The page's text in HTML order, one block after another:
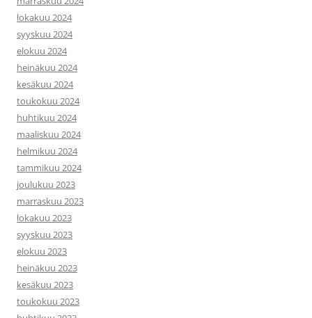
lokakuu 2024
syyskuu 2024
elokuu 2024
heinäkuu 2024
kesäkuu 2024
toukokuu 2024
huhtikuu 2024
maaliskuu 2024
helmikuu 2024
tammikuu 2024
joulukuu 2023
marraskuu 2023
lokakuu 2023
syyskuu 2023
elokuu 2023
heinäkuu 2023
kesäkuu 2023
toukokuu 2023